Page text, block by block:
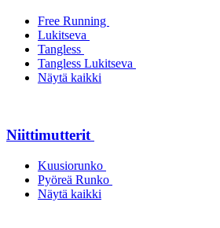
Free Running
Lukitseva
Tangless
Tangless Lukitseva
Näytä kaikki
Niittimutterit
Kuusiorunko
Pyöreä Runko
Näytä kaikki